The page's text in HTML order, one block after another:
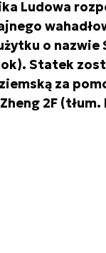
Ludowa
o nazwie
Statek
za
2F (tłum.